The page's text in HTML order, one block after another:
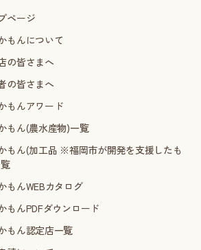
ページ
もんについて
の皆さまへ
の皆さまへ
もんアワード
もん(農水産物)一覧
もん(加工品 ※福岡市が開発を支援したも
もんWEBカタログ
もんPDFダウンロード
もん認定店一覧